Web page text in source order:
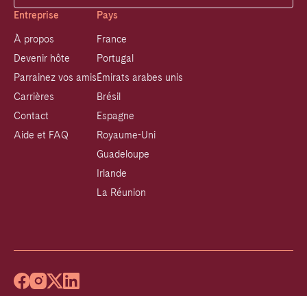
Entreprise
À propos
Devenir hôte
Parrainez vos amis
Carrières
Contact
Aide et FAQ
Pays
France
Portugal
Émirats arabes unis
Brésil
Espagne
Royaume-Uni
Guadeloupe
Irlande
La Réunion